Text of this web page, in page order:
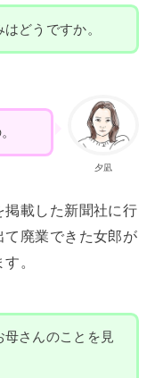
どうですか。
夕凪
掲載した新聞社に行
て廃業できた女郎が
。
母さんのことを見